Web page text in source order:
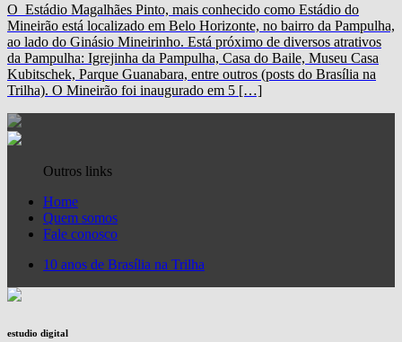
O Estádio Magalhães Pinto, mais conhecido como Estádio do
Mineirão está localizado em Belo Horizonte, no bairro da Pampulha,
ao lado do Ginásio Mineirinho. Está próximo de diversos atrativos
da Pampulha: Igrejinha da Pampulha, Casa do Baile, Museu Casa
Kubitschek, Parque Guanabara, entre outros (posts do Brasília na
Trilha). O Mineirão foi inaugurado em 5 […]
Outros links
Home
Quem somos
Fale conosco
10 anos de Brasília na Trilha
estudio digital